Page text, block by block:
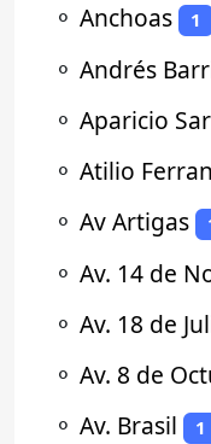
⚬ Anchoas 1
⚬ Andrés
⚬ Aparicio
⚬ Atilio
⚬ Av Artigas
⚬ Av. 14 de
⚬ Av. 18 de
⚬ Av. 8 de
⚬ Av. Brasil 1